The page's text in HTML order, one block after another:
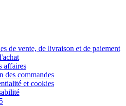
de vente, de livraison et de paiement
affaires
des commandes
et cookies